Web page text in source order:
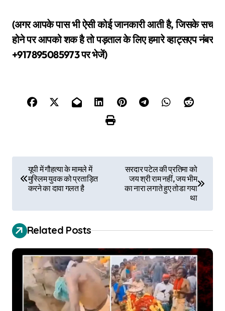
(अगर आपके पास भी ऐसी कोई जानकारी आती है, जिसके सच
होने पर आपको शक है तो पड़ताल के लिए हमारे व्हाट्सएप नंबर
+917895085973 पर भेजें)
s
t
n
यूपी में गौहत्या के मामले में
मुस्लिम युवक को प्रताड़ित
करने का दावा गलत है
सरदार पटेल की प्रतिमा को
जय श्री राम नहीं, जय भीम
का नारा लगाते हुए तोडा गया
था
Related Posts